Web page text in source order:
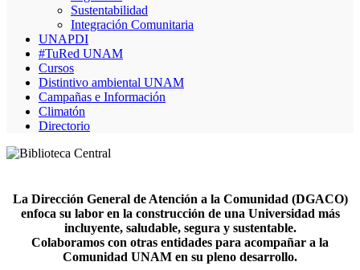
Sustentabilidad
Integración Comunitaria
UNAPDI
#TuRed UNAM
Cursos
Distintivo ambiental UNAM
Campañas e Información
Climatón
Directorio
La Dirección General de Atención a la Comunidad (DGACO)
enfoca su labor en la construcción de una Universidad más
incluyente, saludable, segura y sustentable.
Colaboramos con otras entidades para acompañar a la
Comunidad UNAM en su pleno desarrollo.